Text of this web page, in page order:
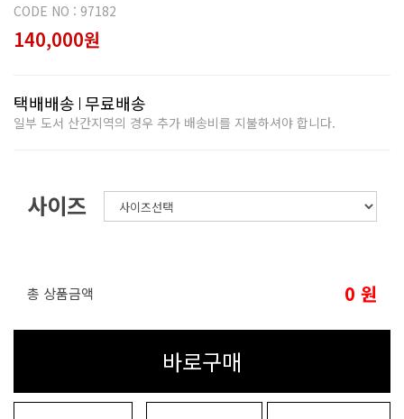
CODE NO : 97182
140,000원
택배배송 무료배송
일부 도서 산간지역의 경우 추가 배송비를 지불하셔야 합니다.
사이즈
총 상품금액 0 원
바로구매